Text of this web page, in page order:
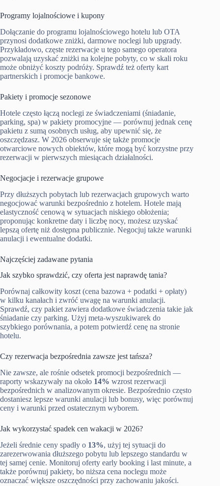
Programy lojalnościowe i kupony
Dołączanie do programu lojalnościowego hotelu lub OTA
przynosi dodatkowe zniżki, darmowe noclegi lub upgrady.
Przykładowo, częste rezerwacje u tego samego operatora
pozwalają uzyskać zniżki na kolejne pobyty, co w skali roku
może obniżyć koszty podróży. Sprawdź też oferty kart
partnerskich i promocje bankowe.
Pakiety i promocje sezonowe
Hotele często łączą noclegi ze świadczeniami (śniadanie,
parking, spa) w pakiety promocyjne — porównuj jednak cenę
pakietu z sumą osobnych usług, aby upewnić się, że
oszczędzasz. W 2026 obserwuje się także promocje
otwarciowe nowych obiektów, które mogą być korzystne przy
rezerwacji w pierwszych miesiącach działalności.
Negocjacje i rezerwacje grupowe
Przy dłuższych pobytach lub rezerwacjach grupowych warto
negocjować warunki bezpośrednio z hotelem. Hotele mają
elastyczność cenową w sytuacjach niskiego obłożenia;
proponując konkretne daty i liczbę nocy, możesz uzyskać
lepszą ofertę niż dostępna publicznie. Negocjuj także warunki
anulacji i ewentualne dodatki.
Najczęściej zadawane pytania
Jak szybko sprawdzić, czy oferta jest naprawdę tania?
Porównaj całkowity koszt (cena bazowa + podatki + opłaty)
w kilku kanałach i zwróć uwagę na warunki anulacji.
Sprawdź, czy pakiet zawiera dodatkowe świadczenia takie jak
śniadanie czy parking. Użyj meta-wyszukiwarek do
szybkiego porównania, a potem potwierdź cenę na stronie
hotelu.
Czy rezerwacja bezpośrednia zawsze jest tańsza?
Nie zawsze, ale rośnie odsetek promocji bezpośrednich —
raporty wskazywały na około 14% wzrost rezerwacji
bezpośrednich w analizowanym okresie. Bezpośrednio często
dostaniesz lepsze warunki anulacji lub bonusy, więc porównuj
ceny i warunki przed ostatecznym wyborem.
Jak wykorzystać spadek cen wakacji w 2026?
Jeżeli średnie ceny spadły o 13%, użyj tej sytuacji do
zarezerwowania dłuższego pobytu lub lepszego standardu w
tej samej cenie. Monitoruj oferty early booking i last minute, a
także porównuj pakiety, bo niższa cena noclegu może
oznaczać większe oszczędności przy zachowaniu jakości.